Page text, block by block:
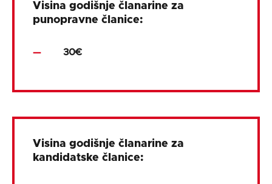
Visina godišnje članarine za
punopravne članice:
30€
Visina godišnje članarine za
kandidatske članice: